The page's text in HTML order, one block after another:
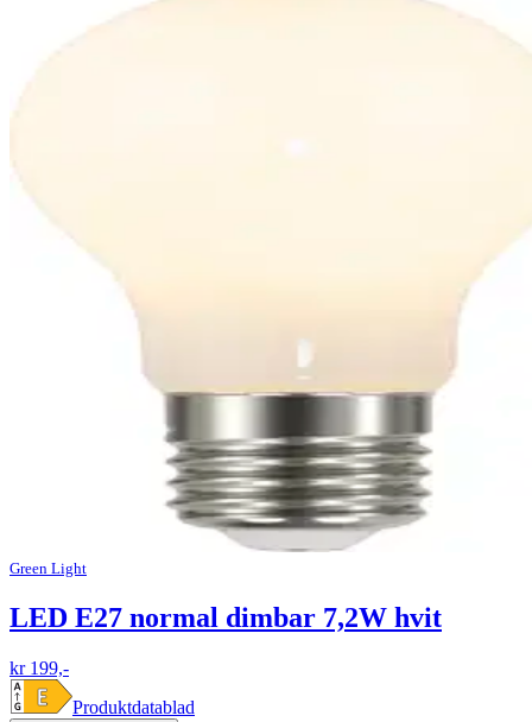
Green Light
LED E27 normal dimbar 7,2W hvit
kr 199,-
Produktdatablad